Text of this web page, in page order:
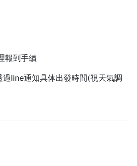
報到手續
過line通知具体出發時間(視天氣調